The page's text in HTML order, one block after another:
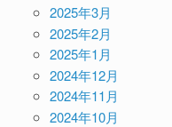
2025年3月
2025年2月
2025年1月
2024年12月
2024年11月
2024年10月